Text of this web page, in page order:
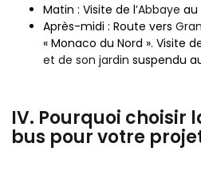
Matin : Visite de l’Abbaye au
Après-midi : Route vers
« Monaco du Nord ». Visite
et de son jardin suspendu
IV. Pourquoi choisir
bus pour votre